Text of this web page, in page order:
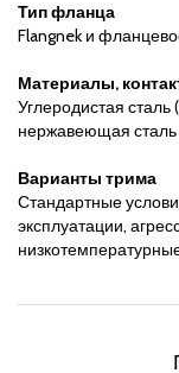
Тип фланца
Flangnek и
Материалы,
Углеродистая сталь
нержавеющая сталь
Варианты трима
Стандартные
эксплуатации,